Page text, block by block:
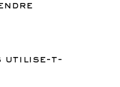
utilise-t-